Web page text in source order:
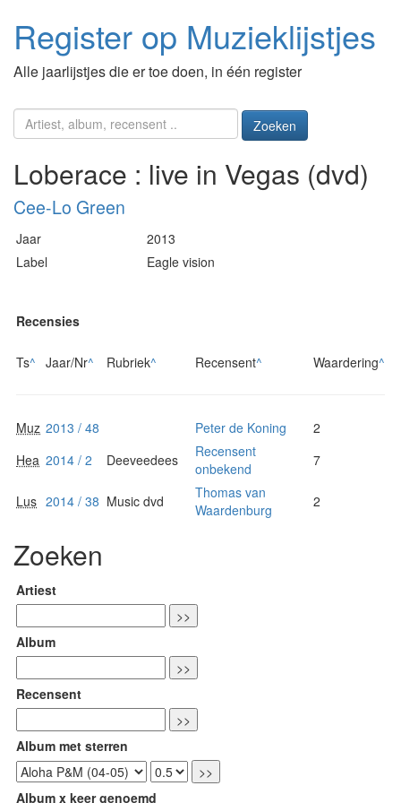
Register op Muzieklijstjes
Alle jaarlijstjes die er toe doen, in één register
Zoeken
Loberace : live in Vegas (dvd)
Cee-Lo Green
Jaar
2013
Label
Eagle vision
Recensies
Ts^ Jaar/Nr^ Rubriek^ Recensent^ Waardering^
Muz 2013 / 48 Peter de Koning
2
Hea 2014 / 2 Deeveedees
Recensent
onbekend
7
Lus 2014 / 38 Music dvd
Thomas van
Waardenburg
2
Zoeken
Artiest
Album
Recensent
Album met sterren
Album x keer genoemd